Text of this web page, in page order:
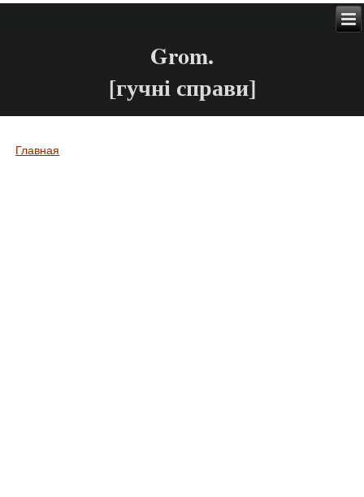
Grom.
[гучні справи]
Вы здесь
Главная